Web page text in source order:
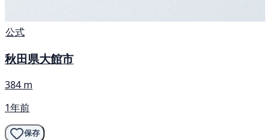
公式
秋田県大館市
384 m
1年前
保存